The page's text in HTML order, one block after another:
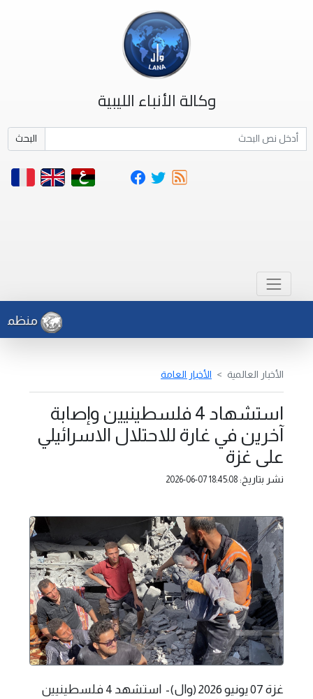
وكالة الأنباء الليبية
البحث
منظمة
الأخبار العالمية الأخبار العامة
استشهاد 4 فلسطينيين وإصابة
آخرين في غارة للاحتلال الاسرائيلي
على غزة
نشر بتاريخ: 2026-06-07 18:45:08
غزة 07 يونيو 2026 (وال)- استشهد 4 فلسطينيين